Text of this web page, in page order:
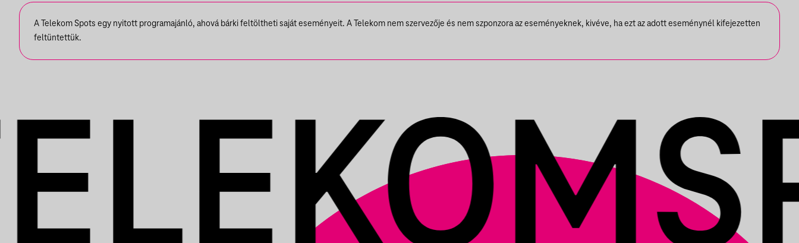
A Telekom Spots egy nyitott programajánló, ahová bárki feltöltheti saját eseményeit. A Telekom nem szervezője és nem szponzora az eseményeknek, kivéve, ha ezt az adott eseménynél kifejezetten
feltüntettük.